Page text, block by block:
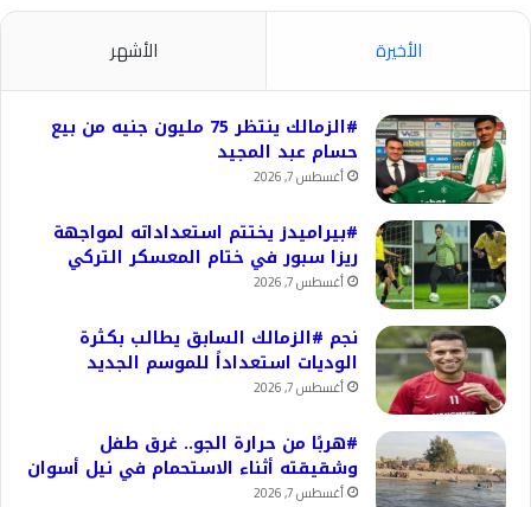
الأخيرة الأشهر
#الزمالك ينتظر 75 مليون جنيه من بيع
حسام عبد المجيد
أغسطس 7, 2026
#بيراميدز يختتم استعداداته لمواجهة
ريزا سبور في ختام المعسكر التركي
أغسطس 7, 2026
نجم #الزمالك السابق يطالب بكثرة
الوديات استعداداً للموسم الجديد
أغسطس 7, 2026
#هربًا من حرارة الجو.. غرق طفل
وشقيقته أثناء الاستحمام في نيل أسوان
أغسطس 7, 2026